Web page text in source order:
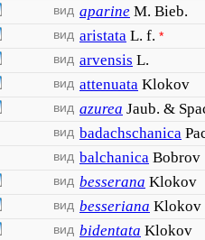
вид aparine M. Bieb.
вид aristata L. f. *
вид arvensis L.
вид attenuata Klokov
вид azurea Jaub. &
вид badachschanica
вид balchanica Bobrov
вид besserana Klokov
вид besseriana Klokov
вид bidentata Klokov